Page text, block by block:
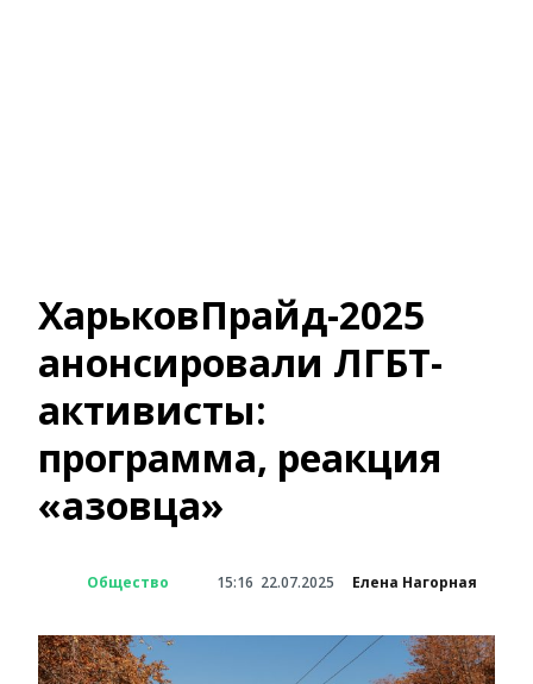
ХарьковПрайд-2025
анонсировали ЛГБТ-
активисты:
программа, реакция
«азовца»
Общество 15:16 22.07.2025 Елена Нагорная